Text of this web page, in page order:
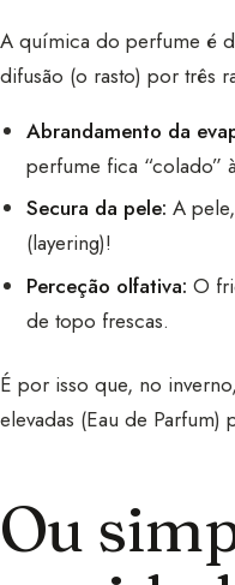
A química do perfume é
difusão (o rasto) por três
Abrandamento da
perfume fica “colado”
Secura da pele: A
(layering)!
Perceção olfativa: O
de topo frescas.
É por isso que, no
elevadas (Eau de Parfum)
Ou